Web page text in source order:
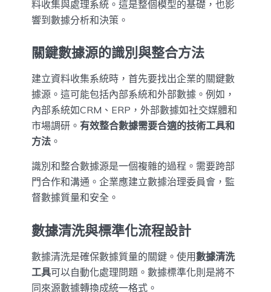
料收集與處理系統。這是整個模型的基礎，也影
響到數據分析和決策。
關鍵數據源的識別與整合方法
建立資料收集系統時，首先要找出企業的關鍵數
據源。這可能包括內部系統和外部數據。例如，
內部系統如CRM、ERP，外部數據如社交媒體和
市場調研。 有效整合數據需要合適的技術工具和
方法 。
識別和整合數據源是一個複雜的過程。需要跨部
門合作和溝通。企業應建立數據治理委員會，監
督數據質量和安全。
數據清洗與標準化流程設計
數據清洗是確保數據質量的關鍵。使用數據清洗
工具可以自動化處理問題。數據標準化則是將不
同來源數據轉換成統一格式。